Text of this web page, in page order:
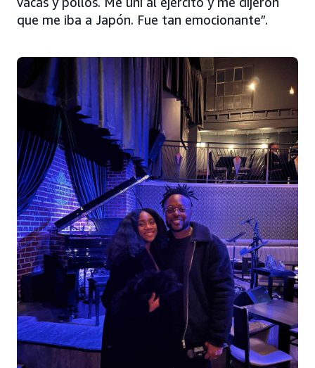
que me iba a Japón. Fue tan emocionante”.